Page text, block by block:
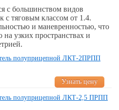
с большинством видов
с тяговым классом от 1.4.
и маневренностью, что
на узких пространствах и
полуприцепной ЛКТ-2ПРПП
Узнать цену
полуприцепной ЛКТ-2,5 ПРПП